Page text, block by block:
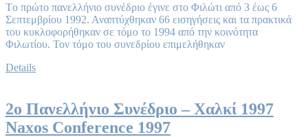
Tο πρώτο πανελλήνιο συνέδριο έγινε στο Φιλώτι από 3 έως 6
Σεπτεμβρίου 1992. Αναπτύχθηκαν 66 εισηγήσεις και τα πρακτικά
του κυκλοφορήθηκαν σε τόμο το 1994 από την κοινότητα
Φιλωτίου. Τον τόμο του συνεδρίου επιμελήθηκαν
Details
2ο Πανελλήνιο Συνέδριο – Χαλκί 1997
Naxos Conference 1997